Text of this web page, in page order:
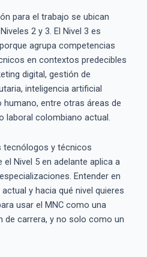
para el trabajo se ubican
2 y 3. El Nivel 3 es
agrupa competencias
en contextos predecibles
digital, gestión de
inteligencia artificial
entre otras áreas de
laboral colombiano actual.
tecnólogos y técnicos
Nivel 5 en adelante aplica a
Entender en
y hacia qué nivel quieres
usar el MNC como una
de carrera, y no solo como un